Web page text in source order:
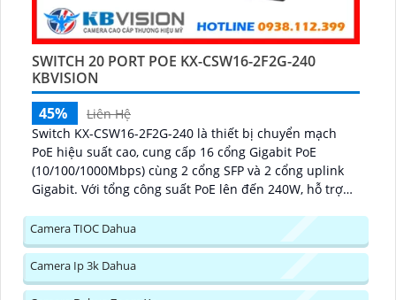
SWITCH 20 PORT POE KX-CSW16-2F2G-240
KBVISION
45%
Liên Hệ
Switch KX-CSW16-2F2G-240 là thiết bị chuyển mạch
PoE hiệu suất cao, cung cấp 16 cổng Gigabit PoE
(10/100/1000Mbps) cùng 2 cổng SFP và 2 cổng uplink
Gigabit. Với tổng công suất PoE lên đến 240W, hỗ trợ
WiFi, điện thoại VoIP...
Camera TIOC Dahua
Camera Ip 3k Dahua